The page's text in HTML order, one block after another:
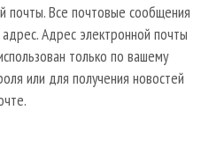
почты. Все почтовые сообщения
Адрес электронной почты
только по вашему
или для получения новостей